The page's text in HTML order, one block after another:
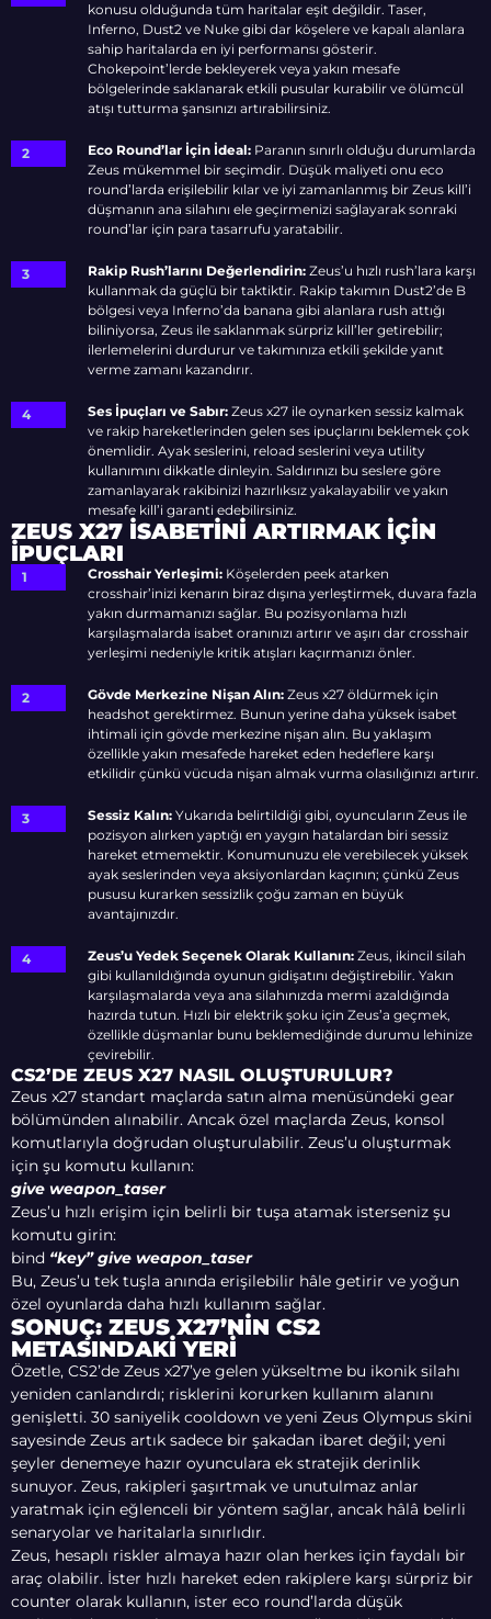
konusu olduğunda tüm haritalar eşit değildir. Taser,
Inferno, Dust2 ve Nuke gibi dar köşelere ve kapalı alanlara
sahip haritalarda en iyi performansı gösterir.
Chokepoint’lerde bekleyerek veya yakın mesafe
bölgelerinde saklanarak etkili pusular kurabilir ve ölümcül
atışı tutturma şansınızı artırabilirsiniz.
Eco Round’lar İçin İdeal: Paranın sınırlı olduğu durumlarda
Zeus mükemmel bir seçimdir. Düşük maliyeti onu eco
round’larda erişilebilir kılar ve iyi zamanlanmış bir Zeus kill’i
düşmanın ana silahını ele geçirmenizi sağlayarak sonraki
round’lar için para tasarrufu yaratabilir.
Rakip Rush’larını Değerlendirin: Zeus’u hızlı rush’lara karşı
kullanmak da güçlü bir taktiktir. Rakip takımın Dust2’de B
bölgesi veya Inferno’da banana gibi alanlara rush attığı
biliniyorsa, Zeus ile saklanmak sürpriz kill’ler getirebilir;
ilerlemelerini durdurur ve takımınıza etkili şekilde yanıt
verme zamanı kazandırır.
Ses İpuçları ve Sabır: Zeus x27 ile oynarken sessiz kalmak
ve rakip hareketlerinden gelen ses ipuçlarını beklemek çok
önemlidir. Ayak seslerini, reload seslerini veya utility
kullanımını dikkatle dinleyin. Saldırınızı bu seslere göre
zamanlayarak rakibinizi hazırlıksız yakalayabilir ve yakın
mesafe kill’i garanti edebilirsiniz.
ZEUS X27 İSABETINI ARTIRMAK İÇIN
İPUÇLARI
Crosshair Yerleşimi: Köşelerden peek atarken
crosshair’inizi kenarın biraz dışına yerleştirmek, duvara fazla
yakın durmamanızı sağlar. Bu pozisyonlama hızlı
karşılaşmalarda isabet oranınızı artırır ve aşırı dar crosshair
yerleşimi nedeniyle kritik atışları kaçırmanızı önler.
Gövde Merkezine Nişan Alın: Zeus x27 öldürmek için
headshot gerektirmez. Bunun yerine daha yüksek isabet
ihtimali için gövde merkezine nişan alın. Bu yaklaşım
özellikle yakın mesafede hareket eden hedeflere karşı
etkilidir çünkü vücuda nişan almak vurma olasılığınızı artırır.
Sessiz Kalın: Yukarıda belirtildiği gibi, oyuncuların Zeus ile
pozisyon alırken yaptığı en yaygın hatalardan biri sessiz
hareket etmemektir. Konumunuzu ele verebilecek yüksek
ayak seslerinden veya aksiyonlardan kaçının; çünkü Zeus
pususu kurarken sessizlik çoğu zaman en büyük
avantajınızdır.
Zeus’u Yedek Seçenek Olarak Kullanın: Zeus, ikincil silah
gibi kullanıldığında oyunun gidişatını değiştirebilir. Yakın
karşılaşmalarda veya ana silahınızda mermi azaldığında
hazırda tutun. Hızlı bir elektrik şoku için Zeus’a geçmek,
özellikle düşmanlar bunu beklemediğinde durumu lehinize
çevirebilir.
CS2’DE ZEUS X27 NASIL OLUŞTURULUR?
Zeus x27 standart maçlarda satın alma menüsündeki gear
bölümünden alınabilir. Ancak özel maçlarda Zeus, konsol
komutlarıyla doğrudan oluşturulabilir. Zeus’u oluşturmak
için şu komutu kullanın:
give weapon_taser
Zeus’u hızlı erişim için belirli bir tuşa atamak isterseniz şu
komutu girin:
bind “key” give weapon_taser
Bu, Zeus’u tek tuşla anında erişilebilir hâle getirir ve yoğun
özel oyunlarda daha hızlı kullanım sağlar.
SONUÇ: ZEUS X27’NIN CS2
METASINDAKI YERI
Özetle, CS2’de Zeus x27’ye gelen yükseltme bu ikonik silahı
yeniden canlandırdı; risklerini korurken kullanım alanını
genişletti. 30 saniyelik cooldown ve yeni Zeus Olympus skini
sayesinde Zeus artık sadece bir şakadan ibaret değil; yeni
şeyler denemeye hazır oyunculara ek stratejik derinlik
sunuyor. Zeus, rakipleri şaşırtmak ve unutulmaz anlar
yaratmak için eğlenceli bir yöntem sağlar, ancak hâlâ belirli
senaryolar ve haritalarla sınırlıdır.
Zeus, hesaplı riskler almaya hazır olan herkes için faydalı bir
araç olabilir. İster hızlı hareket eden rakiplere karşı sürpriz bir
counter olarak kullanın, ister eco round’larda düşük